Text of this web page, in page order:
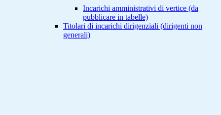
Incarichi amministrativi di vertice (da
pubblicare in tabelle)
Titolari di incarichi dirigenziali (dirigenti non
generali)